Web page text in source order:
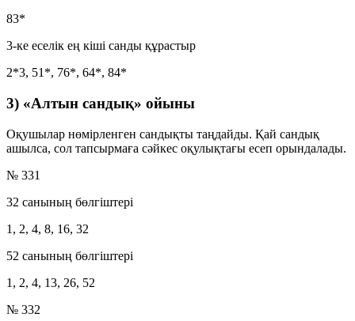
83*
3-ке еселік ең кіші санды құрастыр
2*3, 51*, 76*, 64*, 84*
3) «Алтын сандық» ойыны
Оқушылар нөмірленген сандықты таңдайды. Қай сандық
ашылса, сол тапсырмаға сәйкес оқулықтағы есеп орындалады.
№ 331
32 санының бөлгіштері
1, 2, 4, 8, 16, 32
52 санының бөлгіштері
1, 2, 4, 13, 26, 52
№ 332